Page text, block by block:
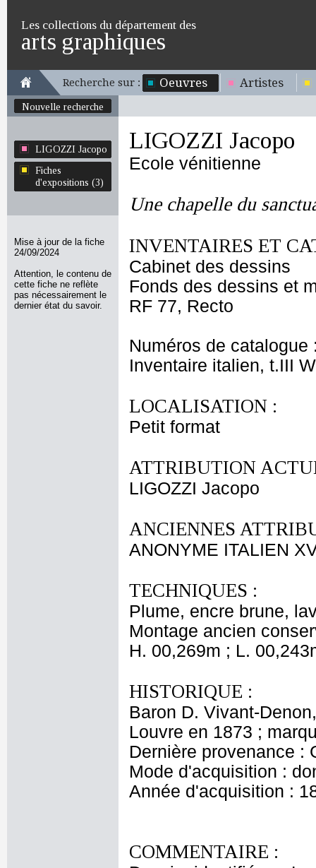
Les collections du département des
arts graphiques
Recherche sur : Oeuvres Artistes
Nouvelle recherche
LIGOZZI Jacopo
Fiches
d'expositions (3)
Mise à jour de la fiche
24/09/2024
Attention, le contenu de
cette fiche ne reflète
pas nécessairement le
dernier état du savoir.
LIGOZZI Jacopo
Ecole vénitienne
Une chapelle du
INVENTAIRES ET
Cabinet des dessins
Fonds des dessins et
RF 77, Recto
Numéros de catalogue
Inventaire italien, t.III
LOCALISATION :
Petit format
ATTRIBUTION
LIGOZZI Jacopo
ANCIENNES
ANONYME ITALIEN
TECHNIQUES :
Plume, encre brune,
Montage ancien
H. 00,269m ; L.
HISTORIQUE :
Baron D. Vivant-
Louvre en 1873 ;
Dernière provenance :
Mode d'acquisition :
Année d'acquisition :
COMMENTAIRE :